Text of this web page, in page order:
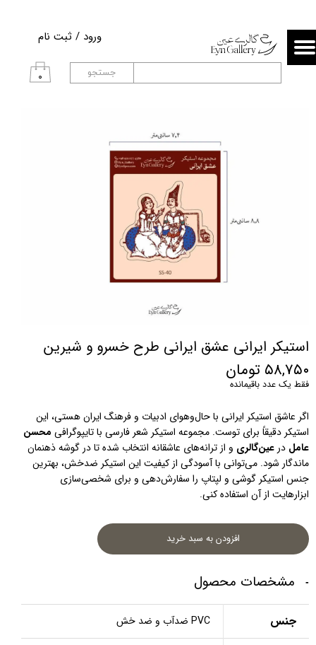
۰
ورود / ثبت نام
حساب کاربری من
تغییر گذر واژه
جستجو
استیکر ایرانی عشق ایرانی طرح خسرو و شیرین
۵۸,۷۵۰ تومان
فقط یک عدد باقیمانده
استیکر دقیقاً برای توست. مجموعه استیکر شعر فارسی با تایپوگرافی
عامل در عین‌گالری
ابزارهایت از آن استفاده کنی.
افزودن به سبد خرید
مشخصات محصول
جنس PVC ضدآب و ضد خش